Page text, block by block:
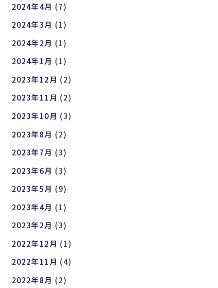
2024年4月 (7)
2024年3月 (1)
2024年2月 (1)
2024年1月 (1)
2023年12月 (2)
2023年11月 (2)
2023年10月 (3)
2023年8月 (2)
2023年7月 (3)
2023年6月 (3)
2023年5月 (9)
2023年4月 (1)
2023年2月 (3)
2022年12月 (1)
2022年11月 (4)
2022年8月 (2)